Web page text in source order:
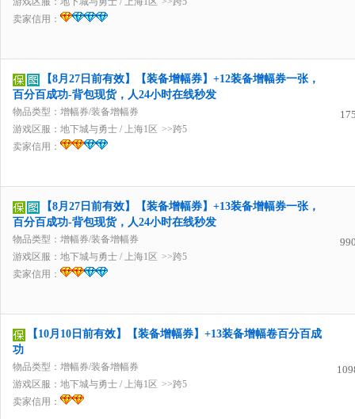
卖家信用：
【8月27日前有效】【装备增幅券】+12装备增幅券一张，
百分百成功-背包现货，人24小时在线秒发
物品类型：增幅券/装备增幅券
游戏区服： 地下城与勇士 / 上海1区 >>跨5
卖家信用：
【8月27日前有效】【装备增幅券】+13装备增幅券一张，
百分百成功-背包现货，人24小时在线秒发
物品类型：增幅券/装备增幅券
游戏区服： 地下城与勇士 / 上海1区 >>跨5
卖家信用：
【10月10日前有效】【装备增幅券】+13装备增幅卷百分百成
功
物品类型：增幅券/装备增幅券
游戏区服： 地下城与勇士 / 上海1区 >>跨5
卖家信用：